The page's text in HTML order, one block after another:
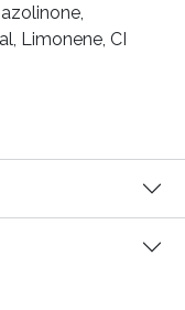
Limonene, CI